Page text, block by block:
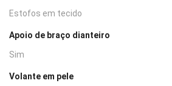
Estofos em tecido
Apoio de braço dianteiro
Sim
Volante em pele